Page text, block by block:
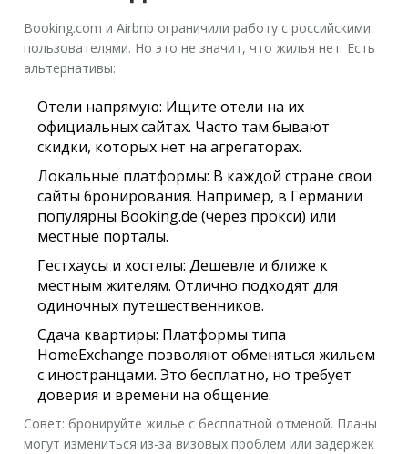
Booking.com и Airbnb ограничили работу с российскими
пользователями. Но это не значит, что жилья нет. Есть
альтернативы:
Отели напрямую: Ищите отели на их
официальных сайтах. Часто там бывают
скидки, которых нет на агрегаторах.
Локальные платформы: В каждой стране свои
сайты бронирования. Например, в Германии
популярны Booking.de (через прокси) или
местные порталы.
Гестхаусы и хостелы: Дешевле и ближе к
местным жителям. Отлично подходят для
одиночных путешественников.
Сдача квартиры: Платформы типа
HomeExchange позволяют обменяться жильем
с иностранцами. Это бесплатно, но требует
доверия и времени на общение.
Совет: бронируйте жилье с бесплатной отменой. Планы
могут измениться из-за визовых проблем или задержек